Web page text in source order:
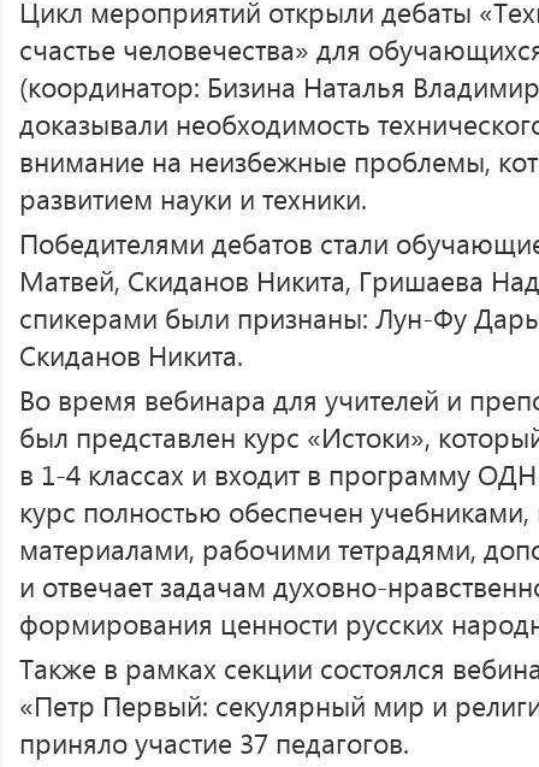
Цикл мероприятий открыли дебаты
счастье человечества» для
(координатор: Бизина Наталья
доказывали необходимость
внимание на неизбежные проблемы,
развитием науки и техники.
Победителями дебатов стали
Матвей, Скиданов Никита, Гришаева
спикерами были признаны: Лун-Фу
Скиданов Никита.
Во время вебинара для учителей и
был представлен курс «Истоки»,
в 1-4 классах и входит в программу
курс полностью обеспечен
материалами, рабочими тетрадями,
и отвечает задачам духовно-
формирования ценности русских
Также в рамках секции состоялся
«Петр Первый: секулярный мир и
приняло участие 37 педагогов.